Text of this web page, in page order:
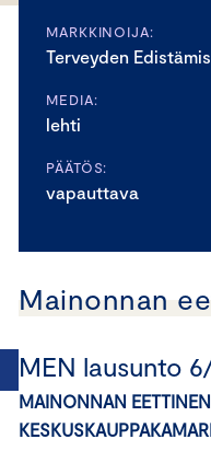
MARKKINOIJA:
Terveyden
MEDIA:
lehti
PÄÄTÖS:
vapauttava
Mainonnan
MEN lausunto
MAINONNAN